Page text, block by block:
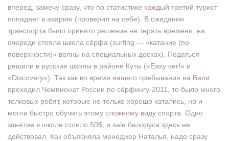
вперед, замечу сразу, что по статистике каждый третий турист
попадает в аварию (проверил на себе). В ожидании
транспорта было принято решение не терять времени, на
очереди стояла школа сёрфа (surfing — «катание (по
поверхности)» волны на специальных досках). Податься
решили в русские школы в районе Куты («Easy serf» и
«Discovery»). Так как во время нашего пребывания на Бали
проходил Чемпионат России по сёрфингу-2011, то было много
толковых ребят, которые не только хорошо катались, но и
могли быстро обучить этому сложному виду спорта. Одно
занятие в школе стоило 50$, и sale белоруса здесь не
действовал. Как объясняла менеджер Наталья, надо сразу